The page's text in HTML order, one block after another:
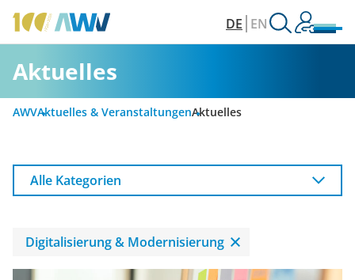
DE EN
Aktuelles
AWVAktuelles & VeranstaltungenAktuelles
Alle Kategorien
Digitalisierung & Modernisierung